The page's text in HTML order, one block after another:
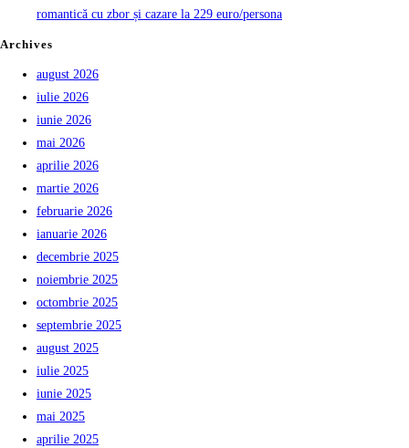
romantică cu zbor și cazare la 229 euro/persona
Archives
august 2026
iulie 2026
iunie 2026
mai 2026
aprilie 2026
martie 2026
februarie 2026
ianuarie 2026
decembrie 2025
noiembrie 2025
octombrie 2025
septembrie 2025
august 2025
iulie 2025
iunie 2025
mai 2025
aprilie 2025